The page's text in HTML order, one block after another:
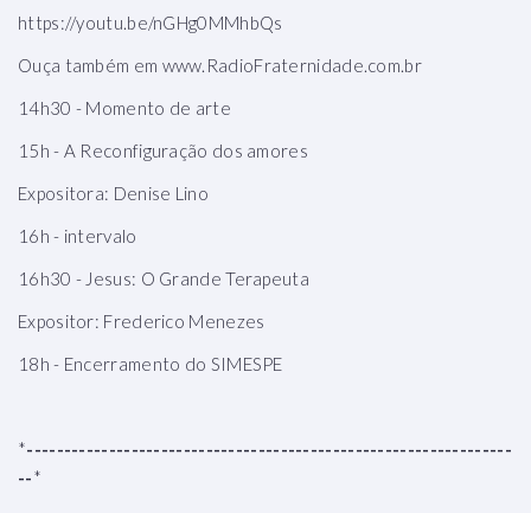
https://youtu.be/nGHg0MMhbQs
Ouça também em www.RadioFraternidade.com.br
14h30 - Momento de arte
15h - A Reconfiguração dos amores
Expositora: Denise Lino
16h - intervalo
16h30 - Jesus: O Grande Terapeuta
Expositor: Frederico Menezes
18h - Encerramento do SIMESPE
*-----------------------------------------------------------------
--*